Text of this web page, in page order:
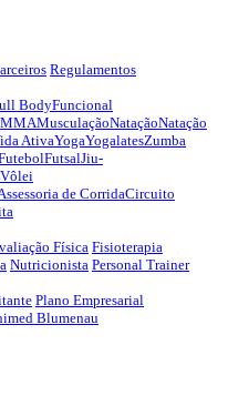
Regulamentos
BodyFuncional
MMAMusculaçãoNataçãoNatação
AtivaYogaYogalatesZumba
FutsalJiu-
Vôlei
de CorridaCircuito
FísicaFisioterapia
Nutricionista Personal Trainer
Plano Empresarial
Blumenau